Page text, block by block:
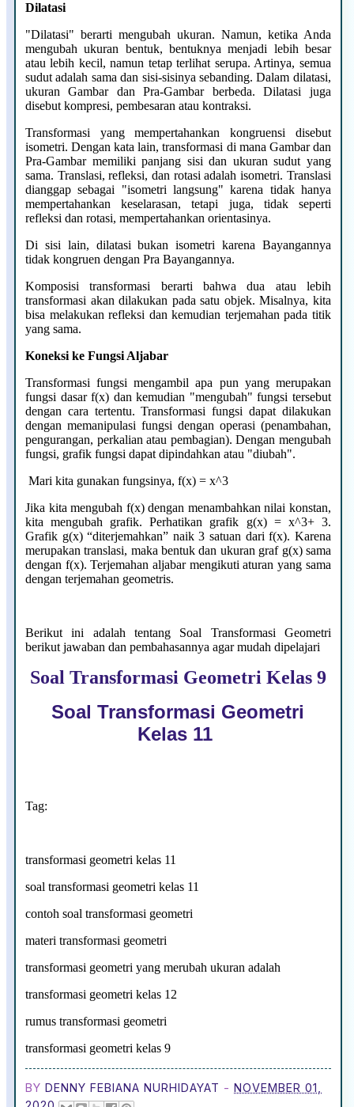
Dilatasi
"Dilatasi" berarti mengubah ukuran. Namun, ketika Anda
mengubah ukuran bentuk, bentuknya menjadi lebih besar
atau lebih kecil, namun tetap terlihat serupa. Artinya, semua
sudut adalah sama dan sisi-sisinya sebanding. Dalam dilatasi,
ukuran Gambar dan Pra-Gambar berbeda. Dilatasi juga
disebut kompresi, pembesaran atau kontraksi.
Transformasi yang mempertahankan kongruensi disebut
isometri. Dengan kata lain, transformasi di mana Gambar dan
Pra-Gambar memiliki panjang sisi dan ukuran sudut yang
sama. Translasi, refleksi, dan rotasi adalah isometri. Translasi
dianggap sebagai "isometri langsung" karena tidak hanya
mempertahankan keselarasan, tetapi juga, tidak seperti
refleksi dan rotasi, mempertahankan orientasinya.
Di sisi lain, dilatasi bukan isometri karena Bayangannya
tidak kongruen dengan Pra Bayangannya.
Komposisi transformasi berarti bahwa dua atau lebih
transformasi akan dilakukan pada satu objek. Misalnya, kita
bisa melakukan refleksi dan kemudian terjemahan pada titik
yang sama.
Koneksi ke Fungsi Aljabar
Transformasi fungsi mengambil apa pun yang merupakan
fungsi dasar f(x) dan kemudian "mengubah" fungsi tersebut
dengan cara tertentu. Transformasi fungsi dapat dilakukan
dengan memanipulasi fungsi dengan operasi (penambahan,
pengurangan, perkalian atau pembagian). Dengan mengubah
fungsi, grafik fungsi dapat dipindahkan atau "diubah".
Mari kita gunakan fungsinya, f(x) = x^3
Jika kita mengubah f(x) dengan menambahkan nilai konstan,
kita mengubah grafik. Perhatikan grafik g(x) = x^3+ 3.
Grafik g(x) “diterjemahkan” naik 3 satuan dari f(x). Karena
merupakan translasi, maka bentuk dan ukuran graf g(x) sama
dengan f(x). Terjemahan aljabar mengikuti aturan yang sama
dengan terjemahan geometris.
Berikut ini adalah tentang Soal Transformasi Geometri
berikut jawaban dan pembahasannya agar mudah dipelajari
Soal Transformasi Geometri Kelas 9
Soal Transformasi Geometri
Kelas 11
Tag:
transformasi geometri kelas 11
soal transformasi geometri kelas 11
contoh soal transformasi geometri
materi transformasi geometri
transformasi geometri yang merubah ukuran adalah
transformasi geometri kelas 12
rumus transformasi geometri
transformasi geometri kelas 9
BY DENNY FEBIANA NURHIDAYAT - NOVEMBER 01,